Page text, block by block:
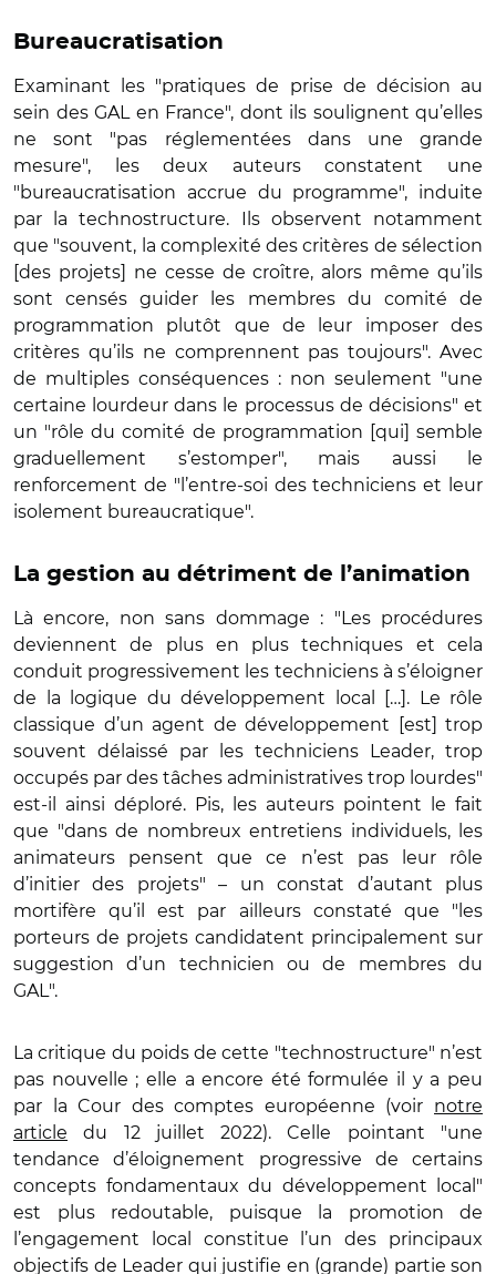
Bureaucratisation
Examinant les "pratiques de prise de décision au
sein des GAL en France", dont ils soulignent qu’elles
ne sont "pas réglementées dans une grande
mesure", les deux auteurs constatent une
"bureaucratisation accrue du programme", induite
par la technostructure. Ils observent notamment
que "souvent, la complexité des critères de sélection
[des projets] ne cesse de croître, alors même qu’ils
sont censés guider les membres du comité de
programmation plutôt que de leur imposer des
critères qu’ils ne comprennent pas toujours". Avec
de multiples conséquences : non seulement "une
certaine lourdeur dans le processus de décisions" et
un "rôle du comité de programmation [qui] semble
graduellement s’estomper", mais aussi le
renforcement de "l’entre-soi des techniciens et leur
isolement bureaucratique".
La gestion au détriment de l’animation
Là encore, non sans dommage : "Les procédures
deviennent de plus en plus techniques et cela
conduit progressivement les techniciens à s’éloigner
de la logique du développement local […]. Le rôle
classique d’un agent de développement [est] trop
souvent délaissé par les techniciens Leader, trop
occupés par des tâches administratives trop lourdes"
est-il ainsi déploré. Pis, les auteurs pointent le fait
que "dans de nombreux entretiens individuels, les
animateurs pensent que ce n’est pas leur rôle
d’initier des projets" – un constat d’autant plus
mortifère qu’il est par ailleurs constaté que "les
porteurs de projets candidatent principalement sur
suggestion d’un technicien ou de membres du
GAL".
La critique du poids de cette "technostructure" n’est
pas nouvelle ; elle a encore été formulée il y a peu
par la Cour des comptes européenne (voir notre
article du 12 juillet 2022). Celle pointant "une
tendance d’éloignement progressive de certains
concepts fondamentaux du développement local"
est plus redoutable, puisque la promotion de
l’engagement local constitue l’un des principaux
objectifs de Leader qui justifie en (grande) partie son